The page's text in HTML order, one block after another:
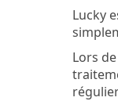
Lucky
Lors